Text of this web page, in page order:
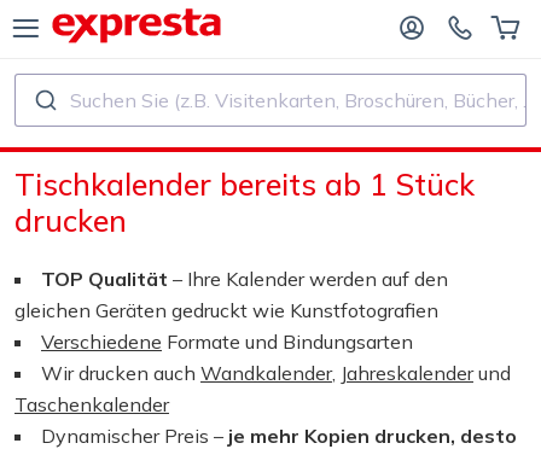
Druck
Aufkleber und Etiketten
Kalender
PRODUKTE
VERLAGE UND AUTOREN
BUCHVERLAGE
Suchen Sie (z.B. Visitenkarten, Broschüren, Bücher, ...)
Tischkalender bereits ab 1 Stück
drucken
TOP Qualität – Ihre Kalender werden auf den
gleichen Geräten gedruckt wie Kunstfotografien
Verschiedene Formate und Bindungsarten
Wir drucken auch Wandkalender, Jahreskalenderund
Taschenkalender
Dynamischer Preis – je mehr Kopien drucken, desto